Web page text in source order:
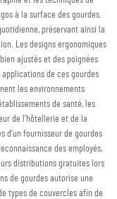
à la surface des gourdes.
préservant ainsi la
Les designs ergonomiques
ajustés et des poignées
de ces gourdes
les environnements
de santé, les
de l’hôtellerie et de la
d’un fournisseur de gourdes
des employés,
distributions gratuites lors
de gourdes autorise une
types de couvercles afin de